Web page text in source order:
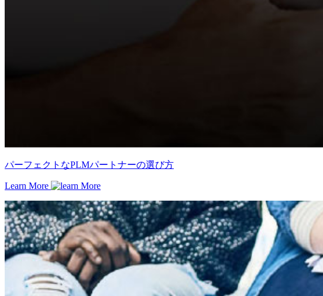
パーフェクトなPLMパートナーの選び方
Learn More